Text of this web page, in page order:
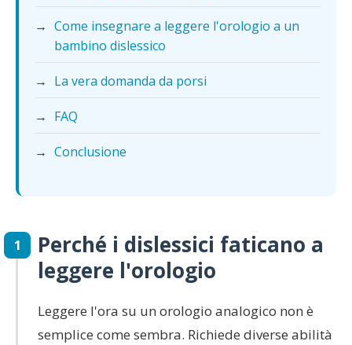
→ Come insegnare a leggere l'orologio a un
bambino dislessico
→ La vera domanda da porsi
→ FAQ
→ Conclusione
1
Perché i dislessici faticano a
leggere l'orologio
Leggere l'ora su un orologio analogico non è
semplice come sembra. Richiede diverse abilità